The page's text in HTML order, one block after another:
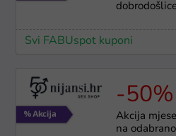
Svi FABUspot kuponi
-50%
Akcija
na odabrano